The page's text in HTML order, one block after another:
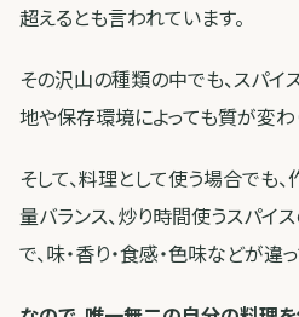
超えるとも言われています。
その沢山の種類の中でも、スパイ
地や保存環境によっても質が変わ
そして、料理として使う場合でも
量バランス、炒り時間使うスパイ
で、味・香り・食感・色味などが違